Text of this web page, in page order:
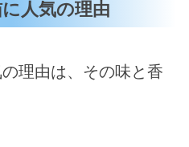
人気の理由
理由は、その味と香